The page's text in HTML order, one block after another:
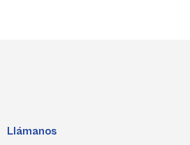
Llámanos